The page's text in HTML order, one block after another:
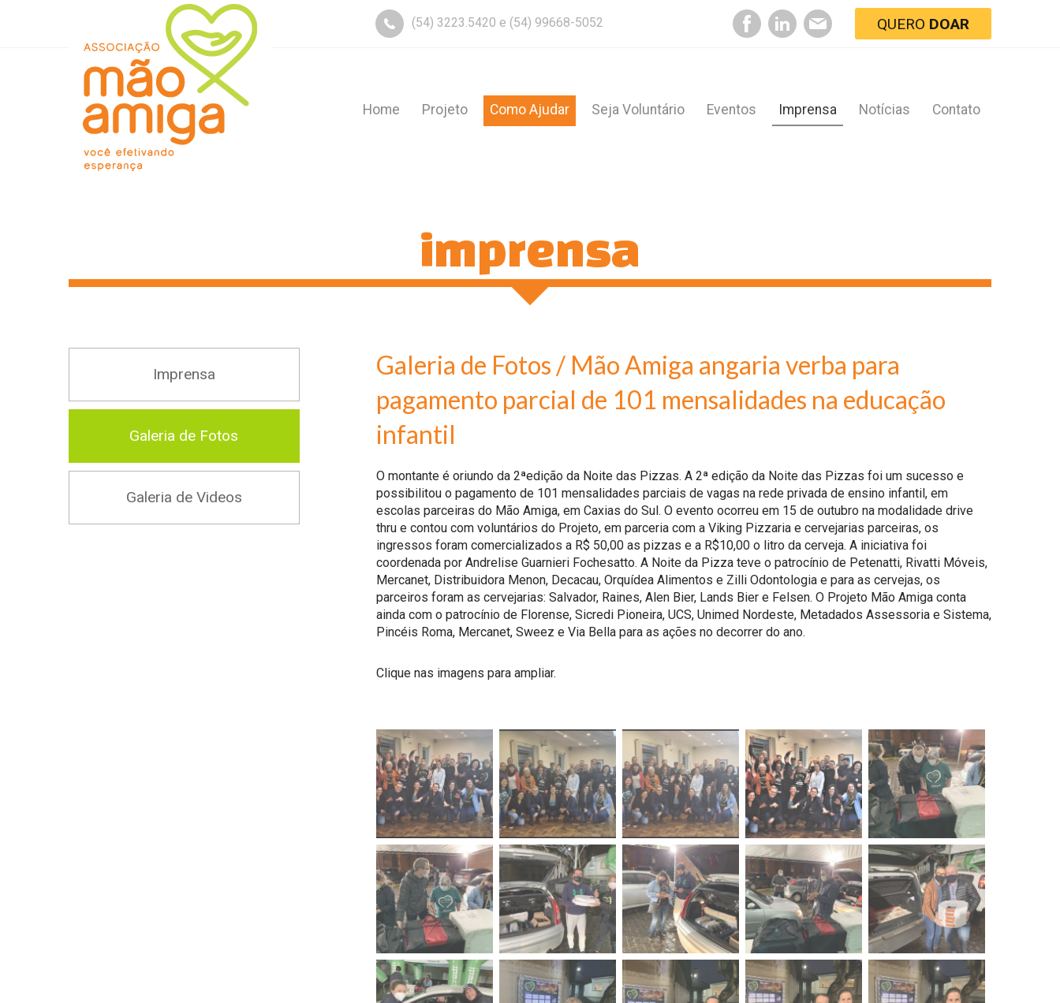
(54) 3223.5420 e (54) 99668-5052 QUERO DOAR
Home Projeto Como Ajudar Seja Voluntário Eventos Imprensa Notícias Contato
imprensa
Imprensa
Galeria de Fotos
Galeria de Videos
Galeria de Fotos / Mão Amiga angaria verba para
pagamento parcial de 101 mensalidades na educação
infantil
O montante é oriundo da 2ªedição da Noite das Pizzas. A 2ª edição da Noite das Pizzas foi um sucesso e
possibilitou o pagamento de 101 mensalidades parciais de vagas na rede privada de ensino infantil, em
escolas parceiras do Mão Amiga, em Caxias do Sul. O evento ocorreu em 15 de outubro na modalidade drive
thru e contou com voluntários do Projeto, em parceria com a Viking Pizzaria e cervejarias parceiras, os
ingressos foram comercializados a R$ 50,00 as pizzas e a R$10,00 o litro da cerveja. A iniciativa foi
coordenada por Andrelise Guarnieri Fochesatto. A Noite da Pizza teve o patrocínio de Petenatti, Rivatti Móveis,
Mercanet, Distribuidora Menon, Decacau, Orquídea Alimentos e Zilli Odontologia e para as cervejas, os
parceiros foram as cervejarias: Salvador, Raines, Alen Bier, Lands Bier e Felsen. O Projeto Mão Amiga conta
ainda com o patrocínio de Florense, Sicredi Pioneira, UCS, Unimed Nordeste, Metadados Assessoria e Sistema,
Pincéis Roma, Mercanet, Sweez e Via Bella para as ações no decorrer do ano.
Clique nas imagens para ampliar.